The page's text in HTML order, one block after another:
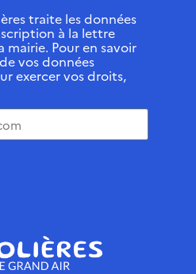
traite les données
à la lettre
mairie. Pour en savoir
vos données
exercer vos droits,